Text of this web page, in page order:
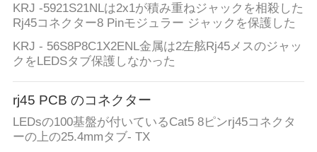
KRJ -5921S21NLは2x1が積み重ねジャックを相殺した
Rj45コネクター8 Pinモジュラー ジャックを保護した
KRJ - 56S8P8C1X2ENL金属は2左舷Rj45メスのジャッ
クをLEDSタブ保護しなかった
rj45 PCB のコネクター
LEDsの100基盤が付いているCat5 8ピンrj45コネクタ
ーの上の25.4mmタブ- TX